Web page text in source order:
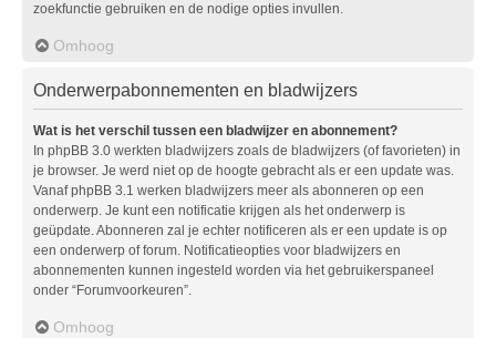
zoekfunctie gebruiken en de nodige opties invullen.
Omhoog
Onderwerpabonnementen en bladwijzers
Wat is het verschil tussen een bladwijzer en abonnement?
In phpBB 3.0 werkten bladwijzers zoals de bladwijzers (of favorieten) in
je browser. Je werd niet op de hoogte gebracht als er een update was.
Vanaf phpBB 3.1 werken bladwijzers meer als abonneren op een
onderwerp. Je kunt een notificatie krijgen als het onderwerp is
geüpdate. Abonneren zal je echter notificeren als er een update is op
een onderwerp of forum. Notificatieopties voor bladwijzers en
abonnementen kunnen ingesteld worden via het gebruikerspaneel
onder “Forumvoorkeuren”.
Omhoog